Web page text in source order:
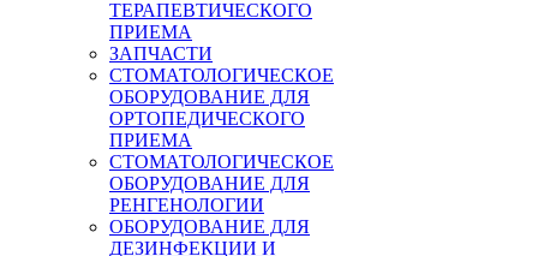
ТЕРАПЕВТИЧЕСКОГО
ПРИЕМА
ЗАПЧАСТИ
СТОМАТОЛОГИЧЕСКОЕ
ОБОРУДОВАНИЕ ДЛЯ
ОРТОПЕДИЧЕСКОГО
ПРИЕМА
СТОМАТОЛОГИЧЕСКОЕ
ОБОРУДОВАНИЕ ДЛЯ
РЕНГЕНОЛОГИИ
ОБОРУДОВАНИЕ ДЛЯ
ДЕЗИНФЕКЦИИ И